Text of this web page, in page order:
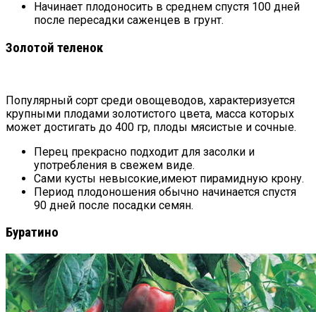
Начинает плодоносить в среднем спустя 100 дней
после пересадки саженцев в грунт.
Золотой теленок
Популярный сорт среди овощеводов, характеризуется
крупными плодами золотистого цвета, масса которых
может достигать до 400 гр, плоды мясистые и сочные.
Перец прекрасно подходит для засолки и
употребления в свежем виде.
Сами кусты невысокие,имеют пирамидную крону.
Период плодоношения обычно начинается спустя
90 дней после посадки семян.
Буратино